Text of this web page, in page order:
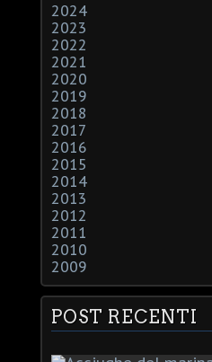
2024
2023
2022
2021
2020
2019
2018
2017
2016
2015
2014
2013
2012
2011
2010
2009
POST RECENTI